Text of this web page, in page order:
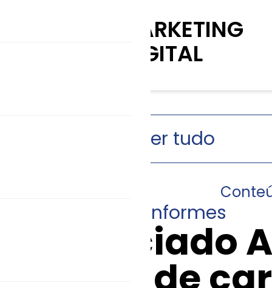
KIT MARKETING
DIGITAL
Informes
Associado